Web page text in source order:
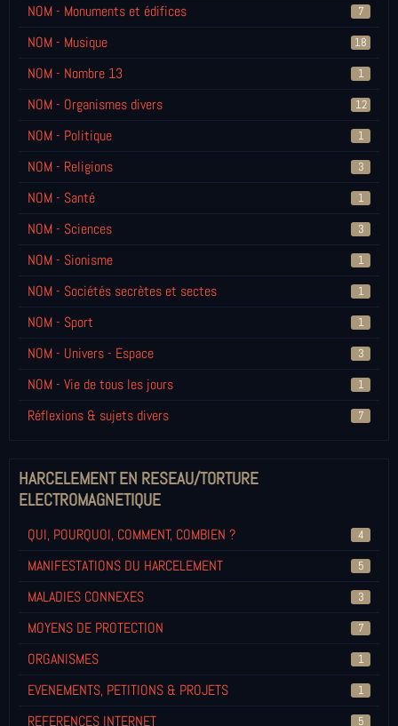
NOM - Monuments et édifices 7
NOM - Musique 18
NOM - Nombre 13 1
NOM - Organismes divers 12
NOM - Politique 1
NOM - Religions 3
NOM - Santé 1
NOM - Sciences 3
NOM - Sionisme 1
NOM - Sociétés secrètes et sectes 1
NOM - Sport 1
NOM - Univers - Espace 3
NOM - Vie de tous les jours 1
Réflexions & sujets divers 7
HARCELEMENT EN RESEAU/TORTURE
ELECTROMAGNETIQUE
QUI, POURQUOI, COMMENT, COMBIEN ? 4
MANIFESTATIONS DU HARCELEMENT 5
MALADIES CONNEXES 3
MOYENS DE PROTECTION 7
ORGANISMES 1
EVENEMENTS, PETITIONS & PROJETS 1
REFERENCES INTERNET 5